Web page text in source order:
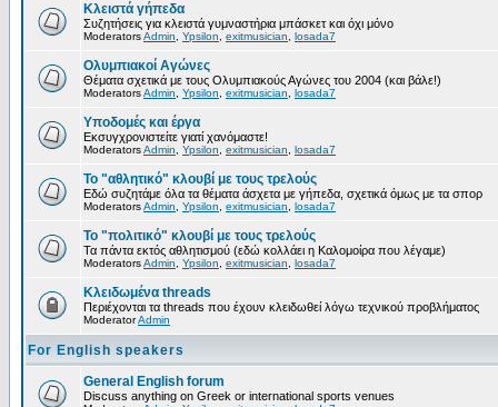
Κλειστά γήπεδα
Συζητήσεις για κλειστά γυμναστήρια μπάσκετ και όχι μόνο
ModeratorsAdmin Ypsilon exitmusician losada7
Ολυμπιακοί Αγώνες
Θέματα σχετικά με τους Ολυμπιακούς Αγώνες του 2004 (και βάλε!)
ModeratorsAdmin Ypsilon exitmusician losada7
Υποδομές και έργα
Εκσυγχρονιστείτε γιατί χανόμαστε!
ModeratorsAdmin Ypsilon exitmusician losada7
Το "αθλητικό" κλουβί με τους τρελούς
Εδώ συζητάμε όλα τα θέματα άσχετα με γήπεδα, σχετικά όμως με τα σπορ
ModeratorsAdmin Ypsilon exitmusician losada7
Το "πολιτικό" κλουβί με τους τρελούς
Τα πάντα εκτός αθλητισμού (εδώ κολλάει η Καλομοίρα που λέγαμε)
ModeratorsAdmin Ypsilon exitmusician losada7
Κλειδωμένα threads
Περιέχονται τα threads που έχουν κλειδωθεί λόγω τεχνικού προβλήματος
ModeratorAdmin
For English speakers
General English forum
Discuss anything on Greek or international sports venues